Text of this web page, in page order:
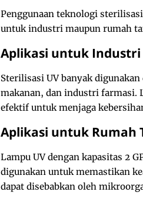
Penggunaan teknologi
untuk industri maupun rumah
Aplikasi untuk Industri
Sterilisasi UV banyak
makanan, dan industri farmasi.
efektif untuk menjaga
Aplikasi untuk Rumah
Lampu UV dengan kapasitas 2
digunakan untuk memastikan
dapat disebabkan oleh